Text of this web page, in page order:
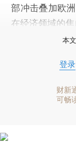
部冲击叠加欧
在经济领域的焦
本
登录
财新
可畅